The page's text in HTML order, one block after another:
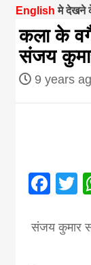
English मे देखने
कला के
संजय
9 years
संजय कुमार